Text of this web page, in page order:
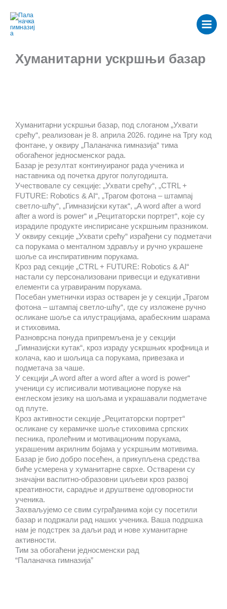
садржај
Menu
Хуманитарни ускршњи базар
Хуманитарни ускршњи базар, под слоганом „Ухвати
срећу“, реализован је 8. априла 2026. године на Тргу код
фонтане, у оквиру „Паланачка гимназија“ тима
обогаћеног једносменског рада.
Базар је резултат континуираног рада ученика и
наставника од почетка другог полугодишта.
Учествовале су секције: „Ухвати срећу“, „CTRL +
FUTURE: Robotics & AI“, „Трагом фотона – штампај
светло-шћу“, „Гимназијски кутак“, „A word after a word
after a word is power“ и „Рецитаторски портрет“, које су
израдиле продукте инспирисане ускршњим празником.
У оквиру секције „Ухвати срећу“ израђени су подметачи
са порукама о менталном здрављу и ручно украшене
шоље са инспиративним порукама.
Кроз рад секције „CTRL + FUTURE: Robotics & AI“
настали су персонализовани привесци и едукативни
елементи са угравираним порукама.
Посебан уметнички израз остварен је у секцији „Трагом
фотона – штампај светло-шћу“, где су изложене ручно
осликане шоље са илустрацијама, арабескним шарама
и стиховима.
Разноврсна понуда припремљена је у секцији
„Гимназијски кутак“, кроз израду ускршњих крофница и
колача, као и шољица са порукама, привезака и
подметача за чаше.
У секцији „A word after a word after a word is power“
ученици су исписивали мотивационе поруке на
енглеском језику на шољама и украшавали подметаче
од плуте.
Кроз активности секције „Рецитаторски портрет“
осликане су керамичке шоље стиховима српских
песника, пролећним и мотивационим порукама,
украшеним акрилним бојама у ускршњим мотивима.
Базар је био добро посећен, а прикупљена средства
биће усмерена у хуманитарне сврхе. Остварени су
значајни васпитно-образовни циљеви кроз развој
креативности, сарадње и друштвене одговорности
ученика.
Захваљујемо се свим суграђанима који су посетили
базар и подржали рад наших ученика. Ваша подршка
нам је подстрек за даљи рад и нове хуманитарне
активности.
Тим за обогаћени једносменски рад
“Паланачка гимназија”